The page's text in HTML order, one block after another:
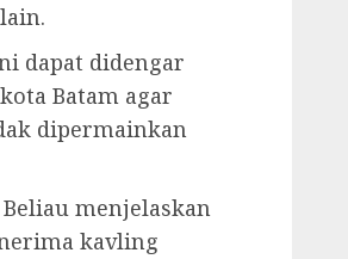
dapat didengar
Batam agar
dipermainkan
menjelaskan
kavling